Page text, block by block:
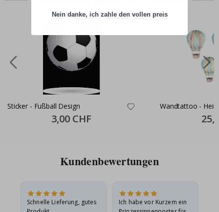
Sticker - Fußball Design
Special
Price
3,00 CHF
Wandtattoo -
Price
Kundenbewertungen
Schnelle Lieferung, gutes
Ich habe vor Kurzem ein
Nein danke, ich zahle den vollen preis